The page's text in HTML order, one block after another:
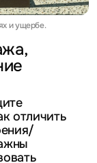
и ущербе.
отличить